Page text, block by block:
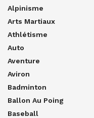
Alpinisme
Arts Martiaux
Athlétisme
Auto
Aventure
Aviron
Badminton
Ballon Au Poing
Baseball